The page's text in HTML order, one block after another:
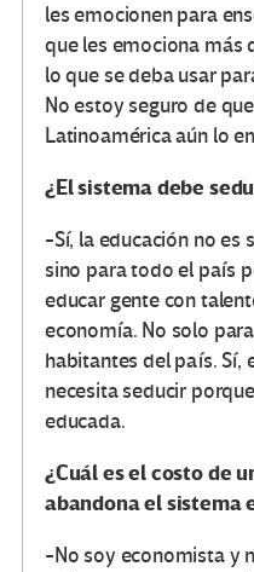
les emocionen para
que les emociona más
lo que se deba usar
No estoy seguro de
Latinoamérica aún lo
¿El sistema debe
-Sí, la educación no
sino para todo el país
educar gente con
economía. No solo
habitantes del país. Sí,
necesita seducir
educada.
¿Cuál es el costo de
abandona el sistema
-No soy economista y